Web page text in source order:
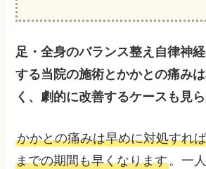
足・全身のバランス整え自律神
する当院の施術とかかとの痛み
く、劇的に改善するケースも見
かかとの痛みは早めに対処すれ
までの期間も早くなります。一